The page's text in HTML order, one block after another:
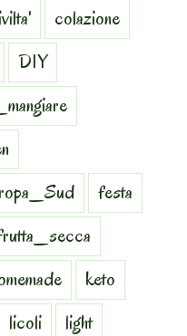
colazione
DIY
festa
keto
licoli
light